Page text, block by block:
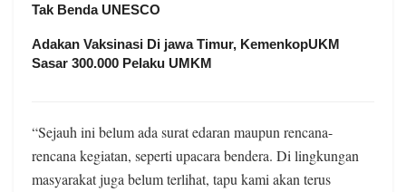
Tak Benda UNESCO
Adakan Vaksinasi Di jawa Timur, KemenkopUKM
Sasar 300.000 Pelaku UMKM
“Sejauh ini belum ada surat edaran maupun rencana-
rencana kegiatan, seperti upacara bendera. Di lingkungan
masyarakat juga belum terlihat, tapu kami akan terus